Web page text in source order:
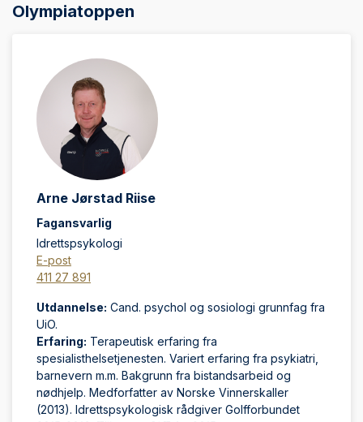
Olympiatoppen
Arne Jørstad Riise
Fagansvarlig
Idrettspsykologi
E-post
411 27 891
Utdannelse: Cand. psychol og sosiologi grunnfag fra
UiO.
Erfaring: Terapeutisk erfaring fra
spesialisthelsetjenesten. Variert erfaring fra psykiatri,
barnevern m.m. Bakgrunn fra bistandsarbeid og
nødhjelp. Medforfatter av Norske Vinnerskaller
(2013). Idrettspsykologisk rådgiver Golfforbundet